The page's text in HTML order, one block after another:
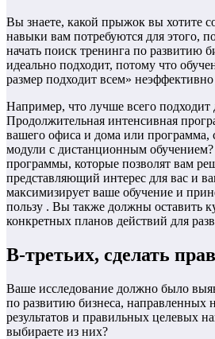
Вы знаете, какой прыжок вы хотите
навыки вам потребуются для этого,
начать поиск тренинга по развитию
идеально подходит, потому что
размер подходит всем» неэффективно
Например, что лучше всего подходит
Продолжительная интенсивная
вашего офиса и дома или
модули с дистанционным
программы, которые позволят вам
представляющий интерес для вас и
максимизирует ваше обучение и
пользу . Вы также должны оставить
конкретных планов действий для
В-третьих, сделать
Ваше исследование должно было
по развитию бизнеса, направленных
результатов и правильных целевых
выбираете из них?